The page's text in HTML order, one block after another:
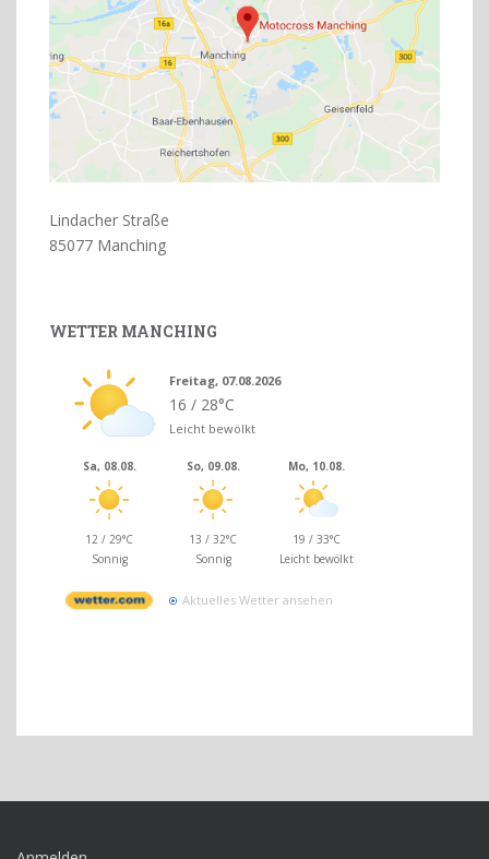
Lindacher Straße
85077 Manching
WETTER MANCHING
Freitag, 07.08.2026
16 / 28°C
Leicht bewölkt
Sa, 08.08.
12 / 29°C
Sonnig
So, 09.08.
13 / 32°C
Sonnig
Mo, 10.08.
19 / 33°C
Leicht bewölkt
Aktuelles Wetter ansehen